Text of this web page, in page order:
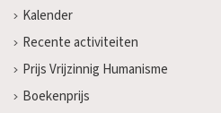
Kalender
Recente activiteiten
Prijs Vrijzinnig Humanisme
Boekenprijs